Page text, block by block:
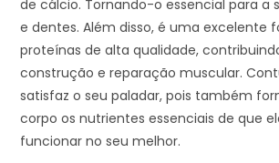
de cálcio. Tornando-o essencial para a
e dentes. Além disso, é uma excelente
proteínas de alta qualidade,
construção e reparação muscular.
satisfaz o seu paladar, pois também
corpo os nutrientes essenciais de que
funcionar no seu melhor.